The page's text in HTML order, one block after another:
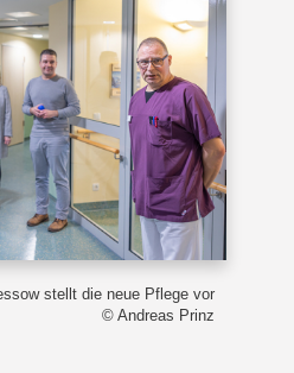
stellt die neue Pflege vor
© Andreas Prinz